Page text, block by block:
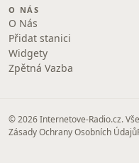
O NÁS
O Nás
Přidat stanici
Widgety
Zpětná Vazba
© 2026 Internetove-Radio.cz.
Zásady Ochrany Osobních Údajů